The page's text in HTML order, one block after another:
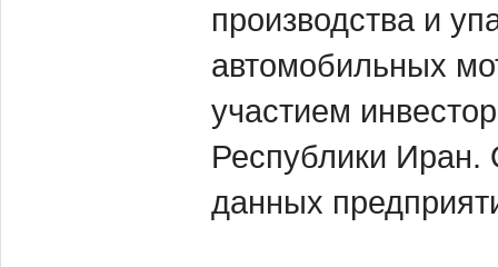
производства и
автомобильных
участием
Республики
данных